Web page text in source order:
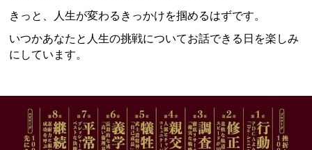
きっと、人生が変わるきっかけを掴めるはずです。
いつかあなたと人生の挑戦についてお話できる日を楽しみ
にしています。